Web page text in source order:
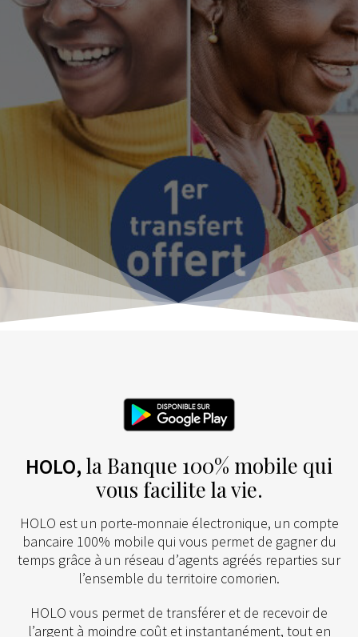
HOLO, la Banque 100% mobile qui
vous facilite la vie.
HOLO est un porte-monnaie électronique, un compte
bancaire 100% mobile qui vous permet de gagner du
temps grâce à un réseau d’agents agréés reparties sur
l’ensemble du territoire comorien.
HOLO vous permet de transférer et de recevoir de
l’argent à moindre coût et instantanément, tout en